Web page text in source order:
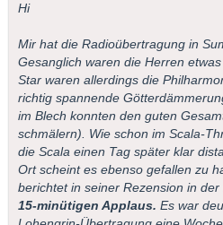
Hi
Mir hat die Radioübertragung in
Gesanglich waren die Herren
Star waren allerdings die
richtig spannende
im Blech konnten den guten
schmälern). Wie schon im Scala-
die Scala einen Tag später klar
Ort scheint es ebenso gefallen zu
berichtet in seiner Rezension in der
15-minütigen Applaus. Es war